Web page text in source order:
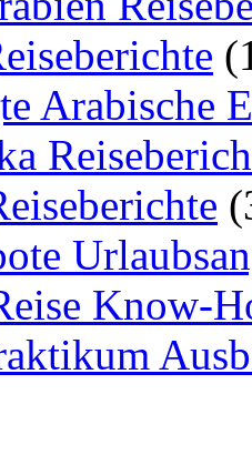
Arabische
Know-